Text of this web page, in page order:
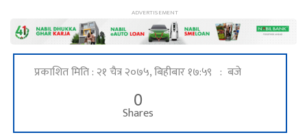
प्रकाशित मिति : २१ चैत्र २०७५, बिहीबार १७:५९ : बजे
0
Shares